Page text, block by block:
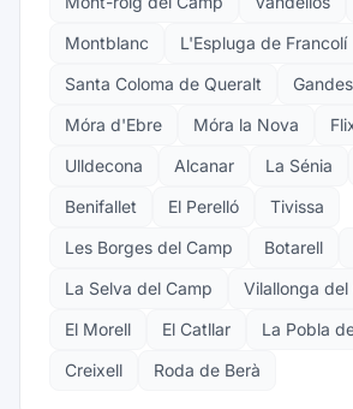
Montblanc
L'Espluga de Francolí
Santa Coloma de Queralt
Móra d'Ebre
Móra la Nova
Ulldecona
Alcanar La Sénia
Benifallet
El Perelló
Tivissa
Les Borges del Camp
Botarell
La Selva del Camp
Vilallonga del
El Morell
El Catllar
La Pobla
Creixell
Roda de Berà